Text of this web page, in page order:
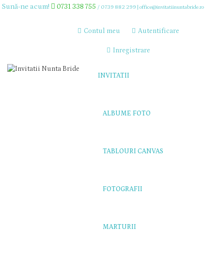
Sună-ne acum! 0731 338 755 / 0739 882 299 office@invitatiinuntabride.ro
Contul meu Autentificare
Inregistrare
INVITATII
ALBUME FOTO
TABLOURI CANVAS
FOTOGRAFII
MARTURII